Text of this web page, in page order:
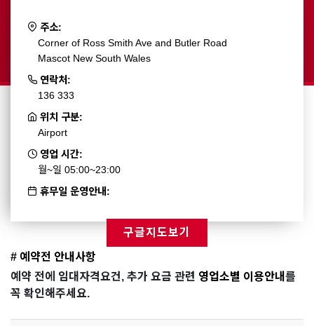
주소:
Corner of Ross Smith Ave and Butler Road
Mascot New South Wales
연락처:
136 333
위치 구분:
Airport
영업 시간:
월~일 05:00~23:00
휴무일 운영안내:
구글지도보기
# 예약전 안내사항
예약 전에 임대자격요건, 추가 요금 관련 영업소별 이용안내 를
꼭 확인해주세요.